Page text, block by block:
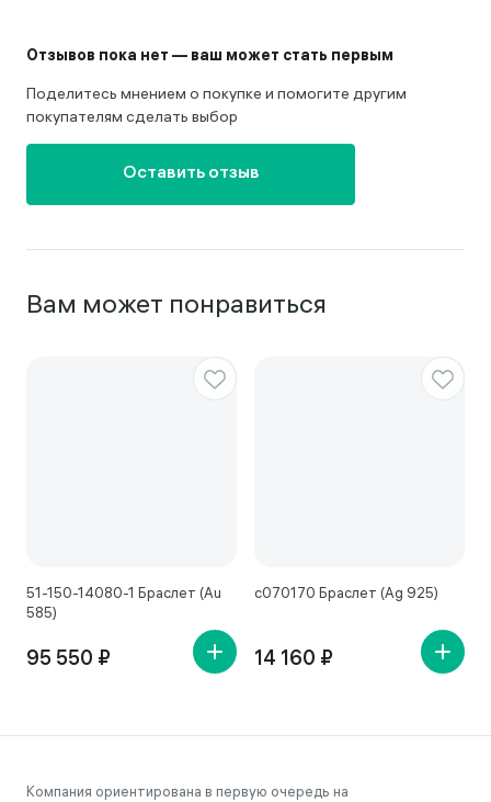
Отзывов пока нет — ваш может стать первым
Поделитесь мнением о покупке и помогите другим
покупателям сделать выбор
Оставить отзыв
Вам может понравиться
51-150-14080-1 Браслет (Au
585)
95 550 ₽
с070170 Браслет (Ag 925)
14 160 ₽
Компания ориентирована в первую очередь на